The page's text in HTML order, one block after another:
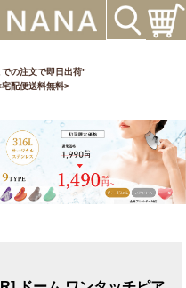
の注文で即日出荷"
配便送料無料>